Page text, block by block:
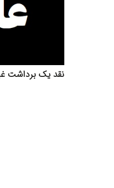
نقد یک برداشت